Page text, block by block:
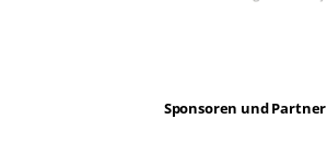
Sponsoren und Partner